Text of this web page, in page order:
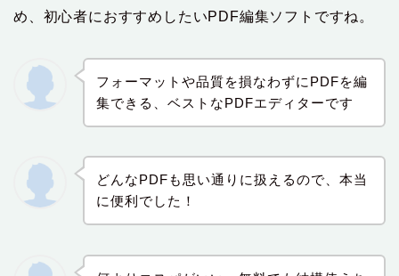
め、初心者におすすめしたいPDF編集ソフトですね。
フォーマットや品質を損なわずにPDFを編
集できる、ベストなPDFエディターです
どんなPDFも思い通りに扱えるので、本当
に便利でした！